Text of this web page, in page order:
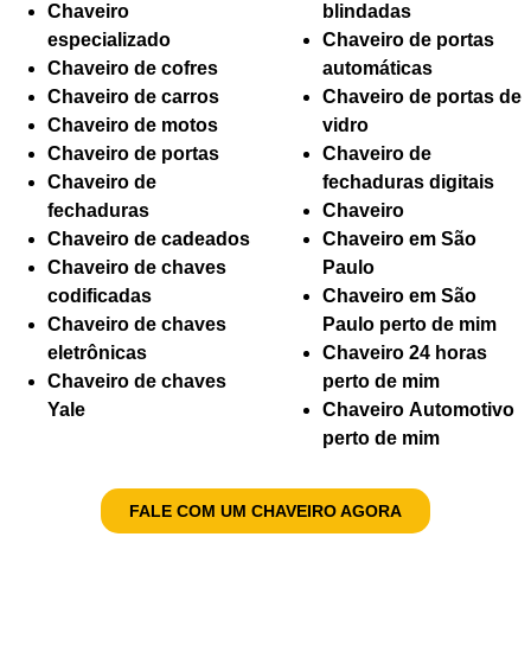
Chaveiro
especializado
Chaveiro de cofres
Chaveiro de carros
Chaveiro de motos
Chaveiro de portas
Chaveiro de
fechaduras
Chaveiro de cadeados
Chaveiro de chaves
codificadas
Chaveiro de chaves
eletrônicas
Chaveiro de chaves
Yale
blindadas
Chaveiro de portas
automáticas
Chaveiro de portas de
vidro
Chaveiro de
fechaduras digitais
Chaveiro
Chaveiro em São
Paulo
Chaveiro em São
Paulo perto de mim
Chaveiro 24 horas
perto de mim
Chaveiro Automotivo
perto de mim
FALE COM UM CHAVEIRO AGORA